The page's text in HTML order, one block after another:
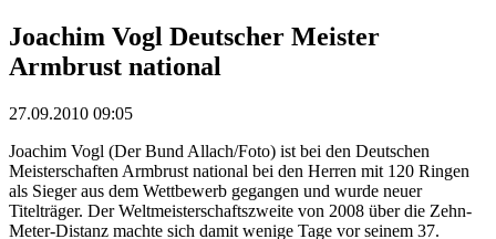
Joachim Vogl Deutscher Meister
Armbrust national
27.09.2010 09:05
Joachim Vogl (Der Bund Allach/Foto) ist bei den Deutschen
Meisterschaften Armbrust national bei den Herren mit 120 Ringen
als Sieger aus dem Wettbewerb gegangen und wurde neuer
Titelträger. Der Weltmeisterschaftszweite von 2008 über die Zehn-
Meter-Distanz machte sich damit wenige Tage vor seinem 37.